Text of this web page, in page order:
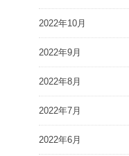
2022年10月
2022年9月
2022年8月
2022年7月
2022年6月